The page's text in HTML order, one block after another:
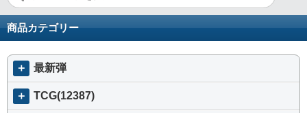
商品カテゴリー
＋ 最新弾
＋ TCG(12387)